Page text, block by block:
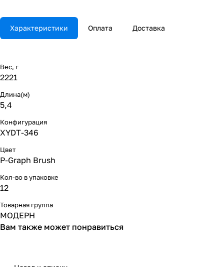
Характеристики Оплата Доставка
Вес, г
2221
Длина(м)
5,4
Конфигурация
XYDT-346
Цвет
P-Graph Brush
Кол-во в упаковке
12
Товарная группа
МОДЕРН
Вам также может понравиться